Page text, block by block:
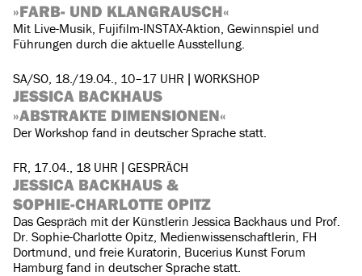
»FARB- UND KLANGRAUSCH«
Mit Live-Musik, Fujifilm-INSTAX-Aktion, Gewinnspiel und
Führungen durch die aktuelle Ausstellung.
SA/SO, 18./19.04., 10–17 UHR | WORKSHOP
JESSICA BACKHAUS
»ABSTRAKTE DIMENSIONEN«
Der Workshop fand in deutscher Sprache statt.
FR, 17.04., 18 UHR | GESPRÄCH
JESSICA BACKHAUS &
SOPHIE-CHARLOTTE OPITZ
Das Gespräch mit der Künstlerin Jessica Backhaus und Prof.
Dr. Sophie-Charlotte Opitz, Medienwissenschaftlerin, FH
Dortmund, und freie Kuratorin, Bucerius Kunst Forum
Hamburg fand in deutscher Sprache statt.